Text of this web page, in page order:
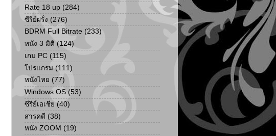
Rate 18 up (284)
ซีรีย์ฝรั่ง (276)
BDRM Full Bitrate (233)
หนัง 3 มิติ (124)
เกม PC (115)
โปรแกรม (111)
หนังไทย (77)
Windows OS (53)
ซีรีย์เอเชีย (40)
สารคดี (38)
หนัง ZOOM (19)